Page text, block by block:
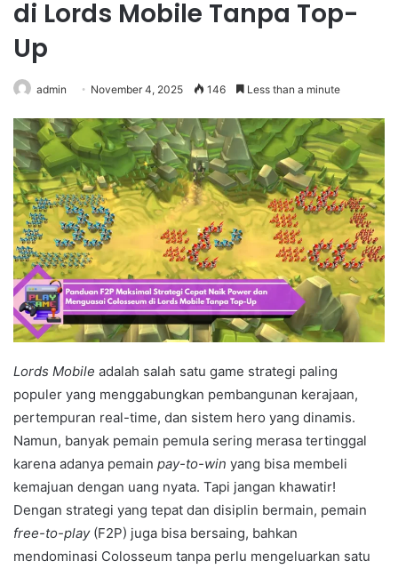
di Lords Mobile Tanpa Top-
Up
admin November 4, 2025 146 Less than a minute
Lords Mobile adalah salah satu game strategi paling
populer yang menggabungkan pembangunan kerajaan,
pertempuran real-time, dan sistem hero yang dinamis.
Namun, banyak pemain pemula sering merasa tertinggal
karena adanya pemain pay-to-win yang bisa membeli
kemajuan dengan uang nyata. Tapi jangan khawatir!
Dengan strategi yang tepat dan disiplin bermain, pemain
free-to-play(F2P) juga bisa bersaing, bahkan
mendominasi Colosseum tanpa perlu mengeluarkan satu